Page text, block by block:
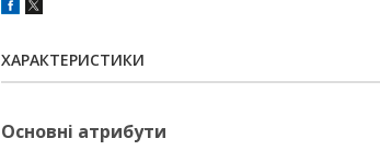
ХАРАКТЕРИСТИКИ
Основні атрибути